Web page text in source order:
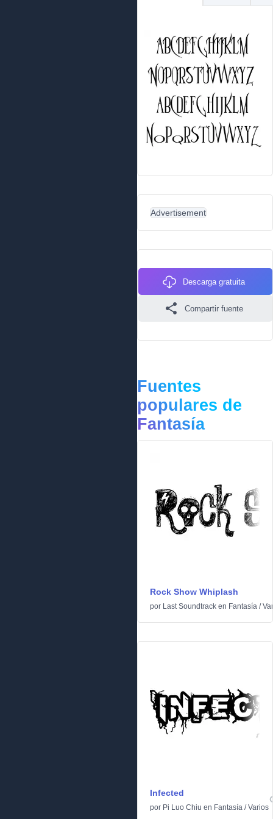
Advertisement
Descarga gratuita
Compartir fuente
Fuentes
populares de
Fantasía
Rock Show Whiplash
por Last Soundtrack en Fantasía /
Infected
por Pi Luo Chiu en Fantasía /Varios